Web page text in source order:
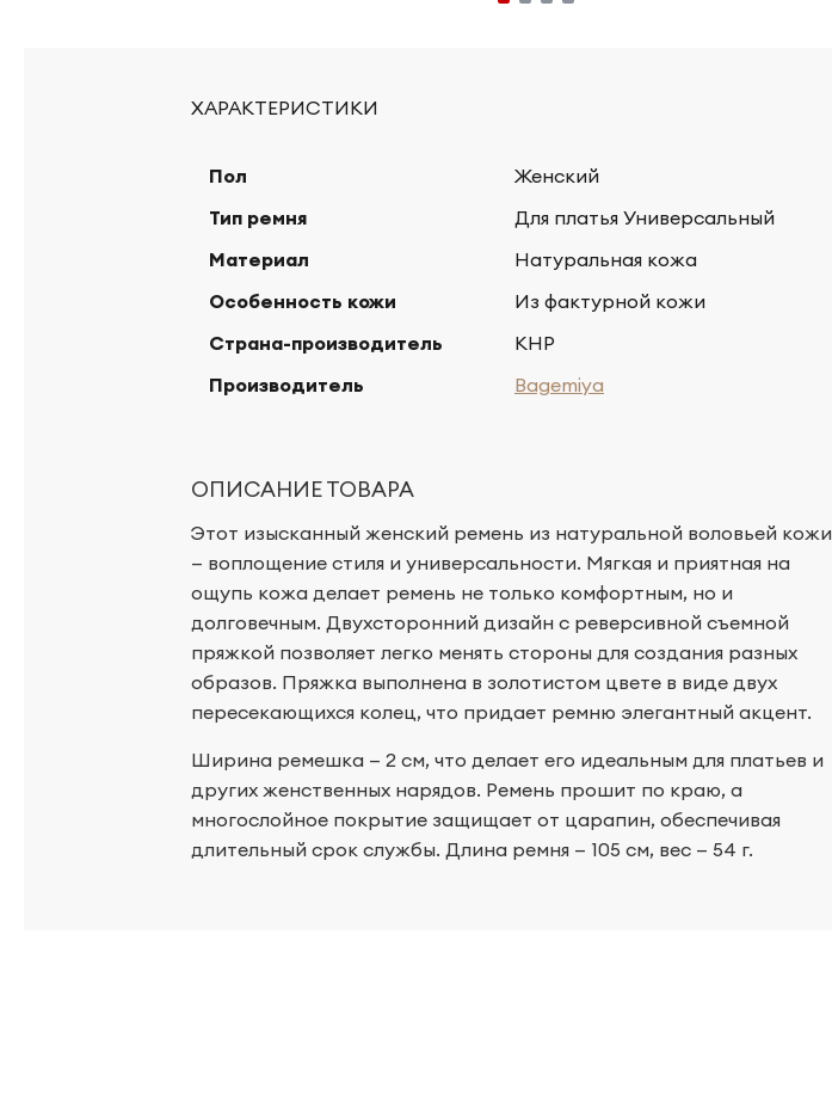
ХАРАКТЕРИСТИКИ
Пол
Женский
Тип ремня
Для платья Универсальный
Материал
Натуральная кожа
Особенность кожи
Из фактурной кожи
Страна-производитель
КНР
Производитель
Bagemiya
ОПИСАНИЕ ТОВАРА
Этот изысканный женский ремень из натуральной воловьей кожи
— воплощение стиля и универсальности. Мягкая и приятная на
ощупь кожа делает ремень не только комфортным, но и
долговечным. Двухсторонний дизайн с реверсивной съемной
пряжкой позволяет легко менять стороны для создания разных
образов. Пряжка выполнена в золотистом цвете в виде двух
пересекающихся колец, что придает ремню элегантный акцент.
Ширина ремешка — 2 см, что делает его идеальным для платьев и
других женственных нарядов. Ремень прошит по краю, а
многослойное покрытие защищает от царапин, обеспечивая
длительный срок службы. Длина ремня — 105 см, вес — 54 г.